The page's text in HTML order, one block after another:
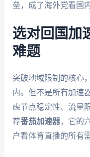
垒，成了海外党看国
选对回国加
难题
突破地域限制的核心
内。但不是所有加速
虑节点稳定性、流量
荐番茄加速器，它的
户看体育直播的所有